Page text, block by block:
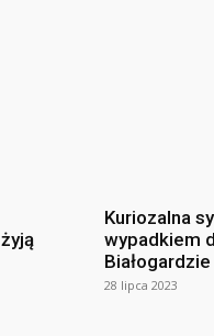
Kuriozalna
wypadkiem
Białogardzie
28 lipca 2023